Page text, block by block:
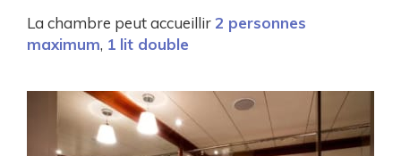
La chambre peut accueillir2 personnes
maximum, 1 lit double